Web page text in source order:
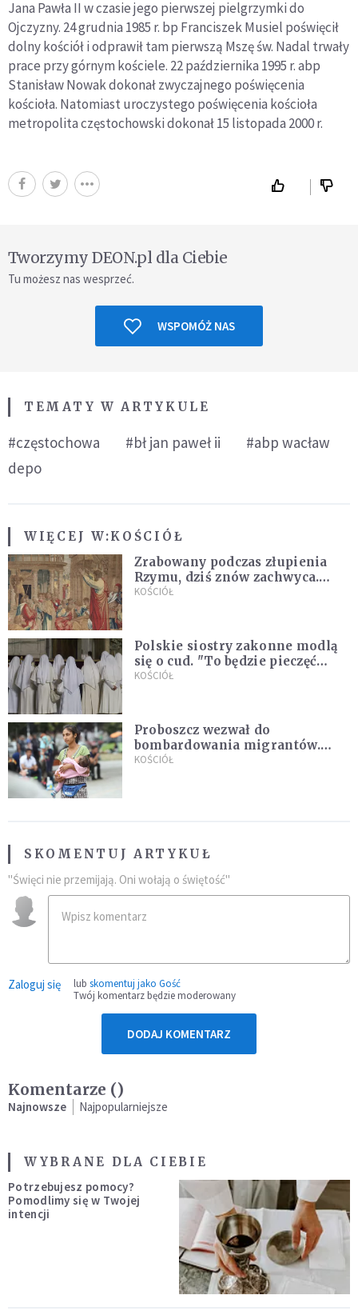
Jana Pawła II w czasie jego pierwszej pielgrzymki do
Ojczyzny. 24 grudnia 1985 r. bp Franciszek Musiel poświęcił
dolny kościół i odprawił tam pierwszą Mszę św. Nadal trwały
prace przy górnym kościele. 22 października 1995 r. abp
Stanisław Nowak dokonał zwyczajnego poświęcenia
kościoła. Natomiast uroczystego poświęcenia kościoła
metropolita częstochowski dokonał 15 listopada 2000 r.
Tworzymy DEON.pl dla Ciebie
Tu możesz nas wesprzeć.
WSPOMÓŻ NAS
TEMATY W ARTYKULE
#częstochowa #bł jan paweł ii
#abp wacław
depo
WIĘCEJ W:KOŚCIÓŁ
Zrabowany podczas złupienia
Rzymu, dziś znów zachwyca.
Wyjątkowy arras w Castel
KOŚCIÓŁ
Polskie siostry zakonne modlą
się o cud. "To będzie pieczęć
Pana Boga dla naszej wiary"
KOŚCIÓŁ
Proboszcz wezwał do
bombardowania migrantów.
"Masowy ogień przeciwko
KOŚCIÓŁ
SKOMENTUJ ARTYKUŁ
"Święci nie przemijają. Oni wołają o świętość"
Zaloguj się lub skomentuj jako Gość
Twój komentarz będzie moderowany
DODAJ KOMENTARZ
Komentarze ()
Najnowsze Najpopularniejsze
WYBRANE DLA CIEBIE
Potrzebujesz pomocy?
Pomodlimy się w Twojej
intencji